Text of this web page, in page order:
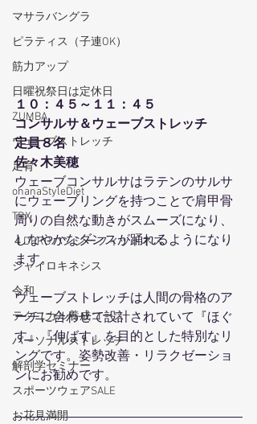
マサラバングラ
ピラティス（子連OK）
筋力アップ
日曜祝祭日は定休日
ZUMBA
ウェーブストレッチ
足育
ohanaStyleDiet
TRX
４DPROバンジーフィットネス
ジャイロキネシス
令和
テクニカル養成コース
パーソナルストレッチ
解剖学セミナー
スポーツウェアSALE
お花見満開
１０：４５～１１：４５
コンサルサ＆ウェーブストレッチ
定員８名
佐々木美穂
ウェーブコンサルサはラテンのサルサ
にウェーブリングを持つことで肩甲骨
周りの自然な動きがスムーズになり、
しなやかなダンスが踊れるようになり
ます。
ウェーブストレッチは人間の骨格のア
ーチに合わせて設計されていて『ほぐ
す』『伸ばす』を目的とした特別なリ
ングです。姿勢改善・リラクゼーショ
ンにお勧めです。